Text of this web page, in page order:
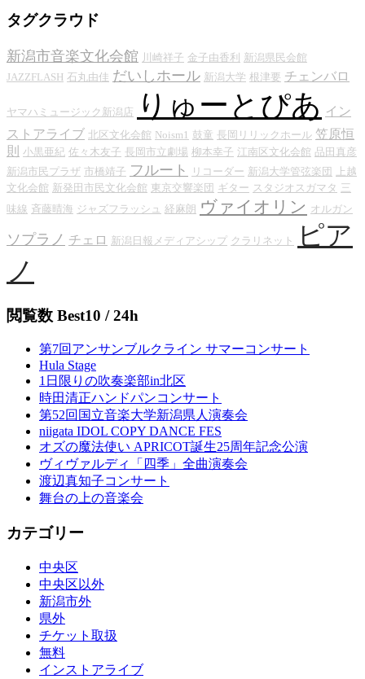
タグクラウド
新潟市音楽文化会館 川崎祥子 金子由香利 新潟県民会館
JAZZFLASH 石丸由佳 だいしホール 新潟大学 根津要 チェンバロ
ヤマハミュージック新潟店 りゅーとぴあ イン
ストアライブ 北区文化会館 Noism1 鼓童 長岡リリックホール 笠原恒
則 小黒亜紀 佐々木友子 長岡市立劇場 柳本幸子 江南区文化会館 品田真彦
新潟市民プラザ 市橋靖子 フルート リコーダー 新潟大学管弦楽団
上越
文化会館 新発田市民文化会館 東京交響楽団 ギター スタジオスガマタ 三
味線 斉藤晴海 ジャズフラッシュ 経麻朗 ヴァイオリン オルガン
ソプラノ チェロ 新潟日報メディアシップ クラリネット
ピア
ノ
閲覧数 Best10 / 24h
第7回アンサンブルクライン サマーコンサート
Hula Stage
1日限りの吹奏楽部in北区
時田清正ハンドパンコンサート
第52回国立音楽大学新潟県人演奏会
niigata IDOL COPY DANCE FES
オズの魔法使い APRICOT誕生25周年記念公演
ヴィヴァルディ「四季」全曲演奏会
渡辺真知子コンサート
舞台の上の音楽会
カテゴリー
中央区
中央区以外
新潟市外
県外
チケット取扱
無料
インストアライブ